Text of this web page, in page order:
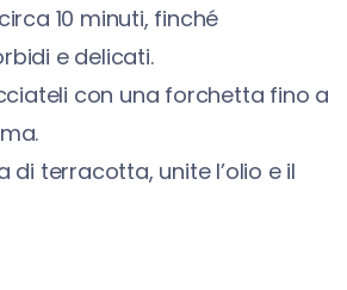
10 minuti, finché
e delicati.
con una forchetta fino a
di terracotta, unite l’olio e il